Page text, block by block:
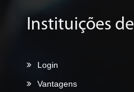
Instituições
Login
Vantagens